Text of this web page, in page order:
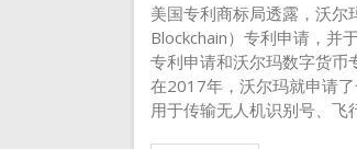
美国专利商标局透露，沃尔
Blockchain）专利申请，并
专利申请和沃尔玛数字货币
在2017年，沃尔玛就申请
用于传输无人机识别号、